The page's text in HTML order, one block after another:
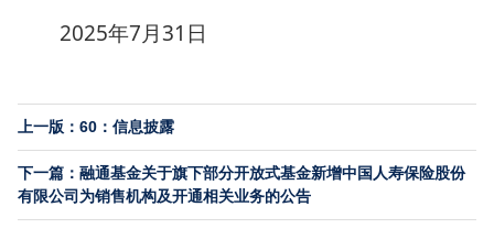
2025年7月31日
上一版：60：信息披露
下一篇：融通基金关于旗下部分开放式基金新增中国人寿保险股份
有限公司为销售机构及开通相关业务的公告